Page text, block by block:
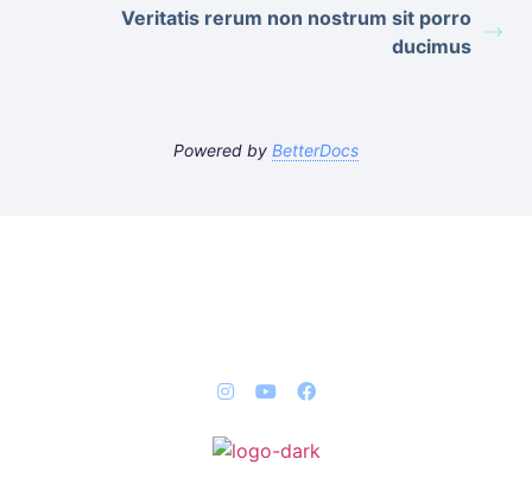
Veritatis rerum non nostrum sit porro
ducimus
Powered by BetterDocs